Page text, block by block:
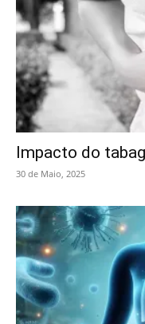
Impacto do
30 de Maio, 2025